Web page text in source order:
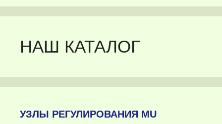
НАШ КАТАЛОГ
УЗЛЫ РЕГУЛИРОВАНИЯ MU